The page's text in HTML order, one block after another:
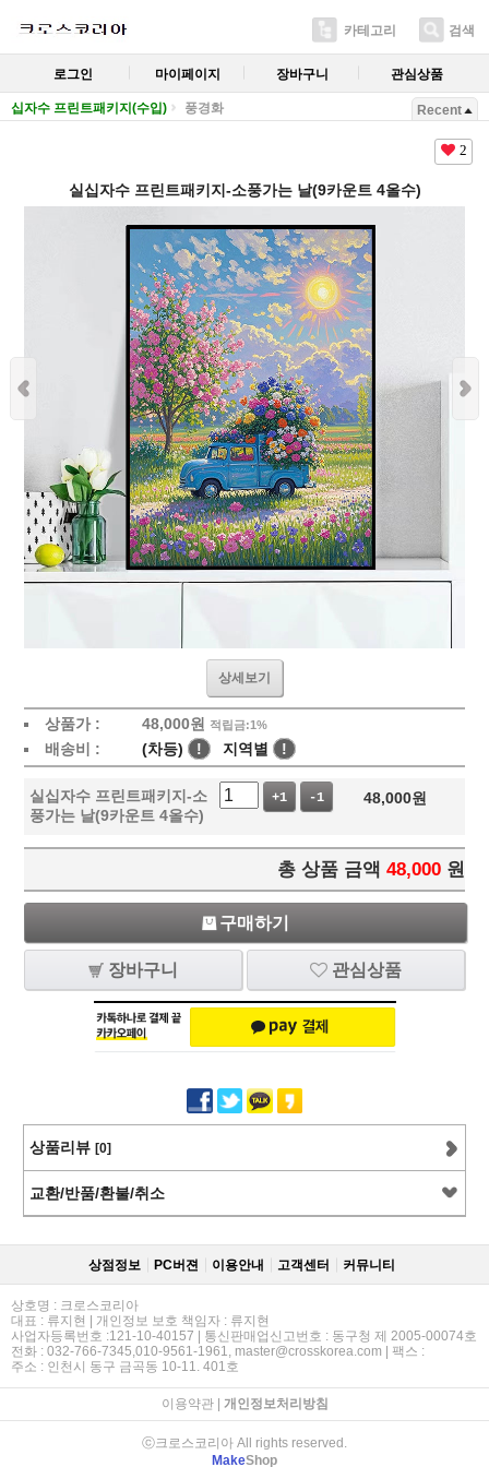
카테고리 검색
로그인 마이페이지 장바구니 관심상품
십자수 프린트패키지(수입) 풍경화 Recent
2
실십자수 프린트패키지-소풍가는 날(9카운트 4올수)
상세보기
상품가 : 48,000원 적립금:1%
배송비 : (차등) ! 지역별 !
실십자수 프린트패키지-소
풍가는 날(9카운트 4올수)
+1 -1 48,000원
총 상품 금액 48,000 원
구매하기
장바구니 관심상품
상품리뷰 [0]
교환/반품/환불/취소
상점정보 PC버젼 이용안내 고객센터 커뮤니티
상호명 : 크로스코리아
대표 : 류지현 | 개인정보 보호 책임자 : 류지현
사업자등록번호 :121-10-40157 | 통신판매업신고번호 : 동구청 제 2005-00074호
전화 : 032-766-7345,010-9561-1961, master@crosskorea.com | 팩스 :
주소 : 인천시 동구 금곡동 10-11. 401호
이용약관| 개인정보처리방침
ⓒ크로스코리아 All rights reserved.
MakeShop